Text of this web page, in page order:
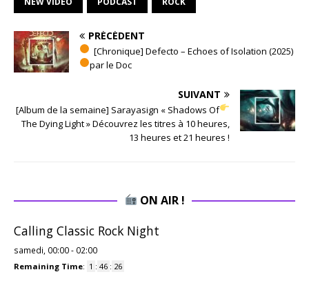
PRÉCÉDENT
[Chronique] Defecto – Echoes of Isolation (2025)
par le Doc
SUIVANT
[Album de la semaine] Sarayasign « Shadows Of
The Dying Light » Découvrez les titres à 10 heures,
13 heures et 21 heures !
ON AIR !
Calling Classic Rock Night
samedi, 00:00- 02:00
Remaining Time: 1 : 46 : 25